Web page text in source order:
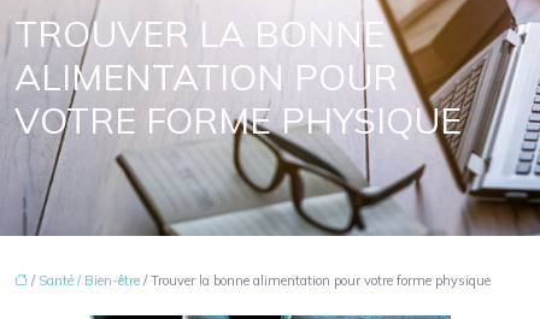
TROUVER LA BONNE
ALIMENTATION POUR
VOTRE FORME PHYSIQUE
/ Santé / Bien-être / Trouver la bonne alimentation pour votre forme physique